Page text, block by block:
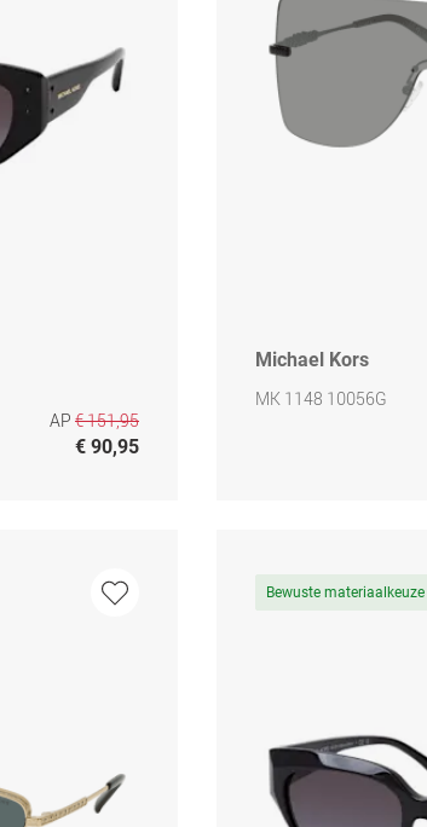
AP € 151,95
€ 90,95
Michael Kors
MK 1148 10056G
Bewuste materiaalkeuze